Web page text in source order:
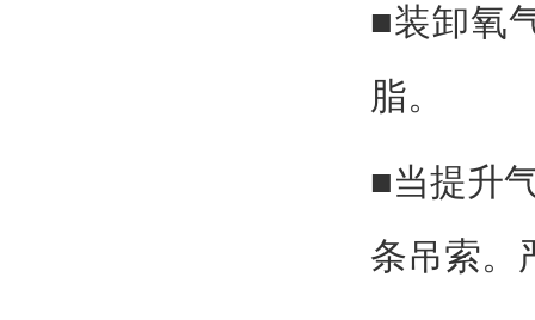
■装卸氧
脂。
■当提升
条吊索。